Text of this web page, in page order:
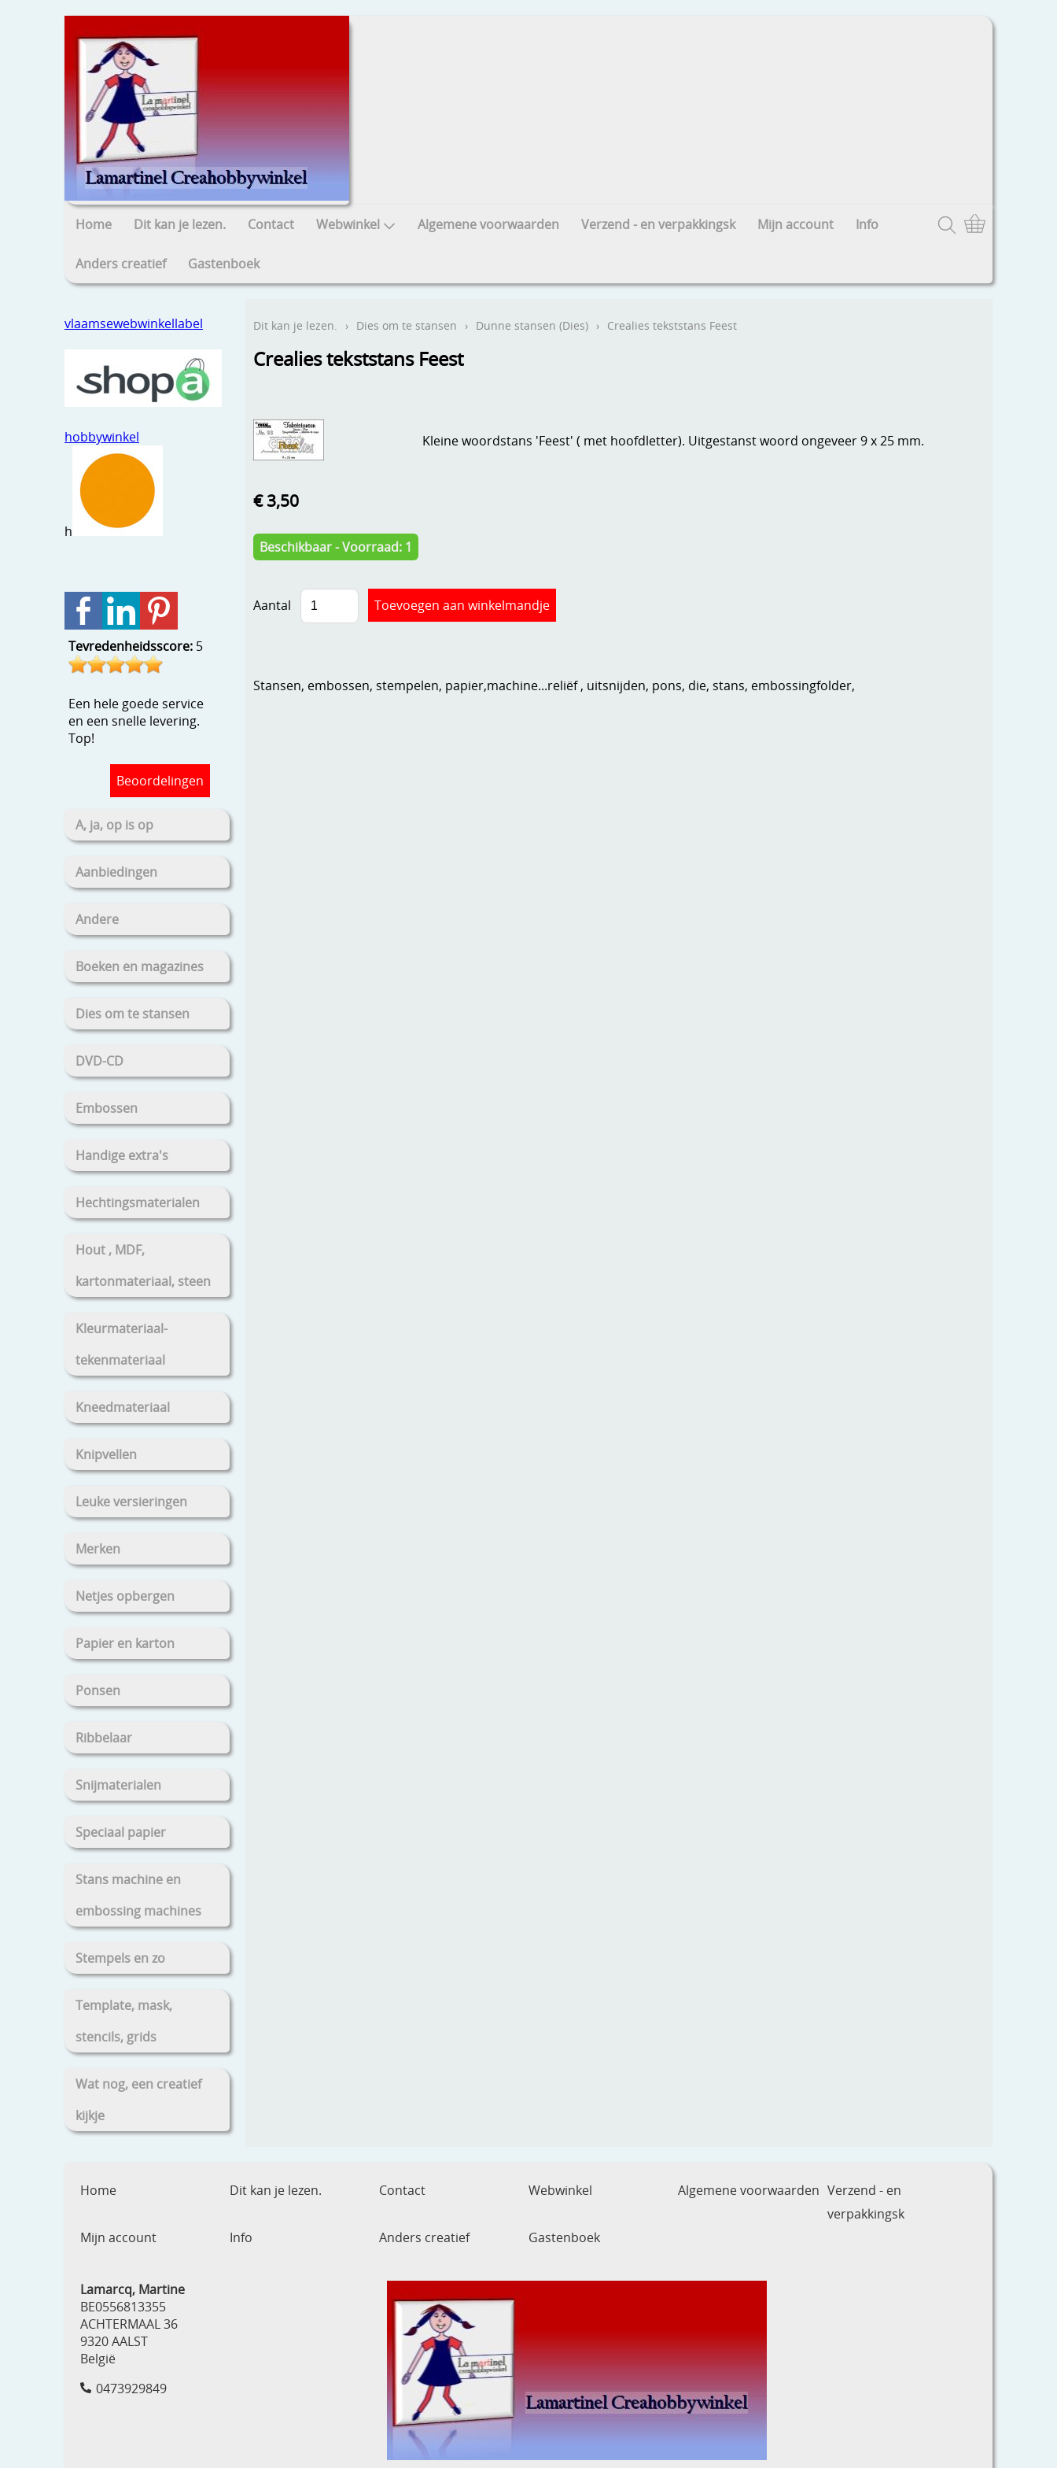
Home Dit kan je lezen. Contact Webwinkel Algemene voorwaarden Verzend - en verpakkingsk Mijn account Info
Anders creatief Gastenboek
vlaamsewebwinkellabel
hobbywinkel
h
Tevredenheidsscore: 5
Een hele goede service
en een snelle levering.
Top!
Beoordelingen
A, ja, op is op
Aanbiedingen
Andere
Boeken en magazines
Dies om te stansen
DVD-CD
Embossen
Handige extra's
Hechtingsmaterialen
Hout , MDF,
kartonmateriaal, steen
Kleurmateriaal-
tekenmateriaal
Kneedmateriaal
Knipvellen
Leuke versieringen
Merken
Netjes opbergen
Papier en karton
Ponsen
Ribbelaar
Snijmaterialen
Speciaal papier
Stans machine en
embossing machines
Stempels en zo
Template, mask,
stencils, grids
Wat nog, een creatief
kijkje
Dit kan je lezen. › Dies om te stansen › Dunne stansen (Dies) › Crealies tekststans Feest
Crealies tekststans Feest
Kleine woordstans 'Feest' ( met hoofdletter). Uitgestanst woord ongeveer 9 x 25 mm.
€ 3,50
Beschikbaar - Voorraad: 1
Aantal
Stansen, embossen, stempelen, papier,machine...reliëf , uitsnijden, pons, die, stans, embossingfolder,
Home Dit kan je lezen. Contact Webwinkel Algemene voorwaarden Verzend - en
verpakkingsk
Mijn account
Info Anders creatief Gastenboek
Lamarcq, Martine
BE0556813355
ACHTERMAAL 36
9320 AALST
België
0473929849